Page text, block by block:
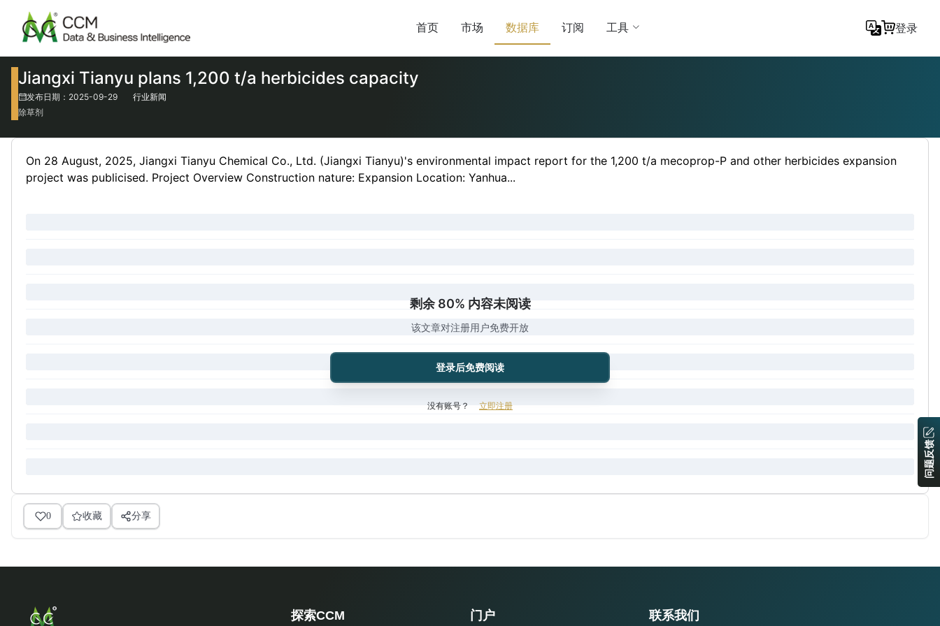
首页 市场 数据库 订阅 工具 登录
Jiangxi Tianyu plans 1,200 t/a herbicides capacity
发布日期：2025-09-29
行业新闻
除草剂
On 28 August, 2025, Jiangxi Tianyu Chemical Co., Ltd. (Jiangxi Tianyu)'s environmental impact report for the 1,200 t/a mecoprop-P and other herbicides expansion
project was publicised. Project Overview Construction nature: Expansion Location: Yanhua...
剩余 80% 内容未阅读
该文章对注册用户免费开放
登录后免费阅读
没有账号？ 立即注册
0 收藏 分享
探索CCM 门户 联系我们
问题反馈